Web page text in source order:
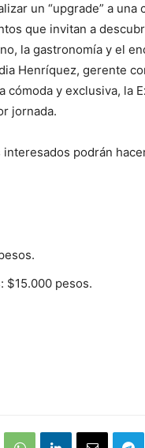
un “upgrade” a una
que invitan a
la gastronomía y el
Henríquez, gerente
cómoda y exclusiva, la
jornada.
podrán
$15.000 pesos.